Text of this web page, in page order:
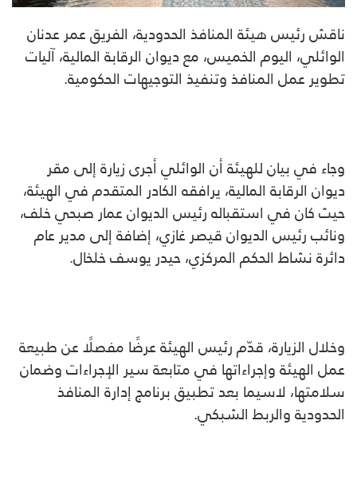
ناقشرئيس هيئة المنافذ الحدودية، الفريق عمر عدنان
الوائلي، اليوم الخميس، معديوان الرقابة المالية، آليات
تطوير عمل المنافذ وتنفيذ التوجيهات الحكومية.
وجاء في بيان للهيئة أن الوائلي أجرى زيارة إلى مقر
ديوان الرقابة المالية، يرافقه الكادر المتقدم في الهيئة،
حيث كان في استقباله رئيس الديوان عمار صبحي خلف،
ونائب رئيس الديوان قيصر غازي، إضافة إلى مدير عام
دائرة نشاط الحكم المركزي، حيدر يوسف خلخال.
وخلال الزيارة، قدّم رئيس الهيئة عرضًا مفصلًا عن طبيعة
عمل الهيئة وإجراءاتها في متابعة سير الإجراءات وضمان
سلامتها، لاسيما بعد تطبيقبرنامج إدارة المنافذ
الحدودية والربط الشبكي.